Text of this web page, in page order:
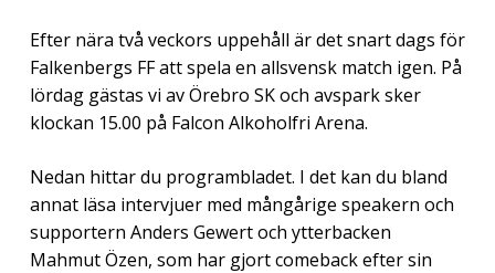
Efter nära två veckors uppehåll är det snart dags för
Falkenbergs FF att spela en allsvensk match igen. På
lördag gästas vi av Örebro SK och avspark sker
klockan 15.00 på Falcon Alkoholfri Arena.
Nedan hittar du programbladet. I det kan du bland
annat läsa intervjuer med mångårige speakern och
supportern Anders Gewert och ytterbacken
Mahmut Özen, som har gjort comeback efter sin